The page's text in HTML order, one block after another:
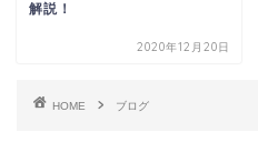
解説！
2020年12月20日
HOME ブログ